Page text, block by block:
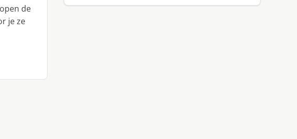
de
je ze